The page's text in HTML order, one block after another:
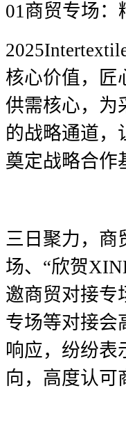
01商贸专场：
核心价值，匠
供需核心，为
的战略通道，
奠定战略合作
三日聚力，商
场、“欣贺
邀商贸对接专
专场等对接会
响应，纷纷表
向，高度认可